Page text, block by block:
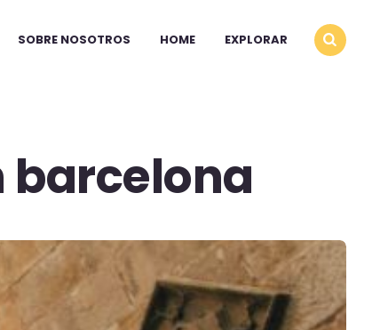
SOBRE NOSOTROS HOME EXPLORAR
barcelona